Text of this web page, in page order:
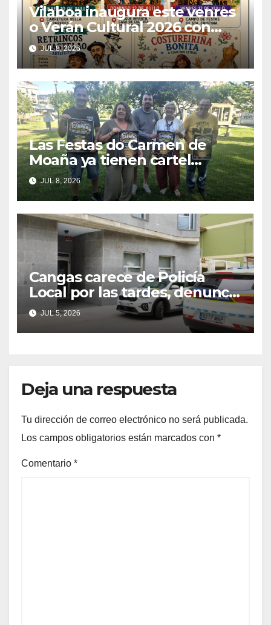
Vilaboa inaugura este venres
o Verán Cultural 2026 con
teatro, música, cine e
tradición
JUL 8, 2026
Las Festas do Carmen de
Moaña ya tienen cartel
musical y hacen un
llamamiento a la colaboración
vecinal
JUL 8, 2026
Cangas carece de Policía
Local por las tardes, denuncia
el PP
JUL 5, 2026
Deja una respuesta
Tu dirección de correo electrónico no será publicada.
Los campos obligatorios están marcados con *
Comentario *